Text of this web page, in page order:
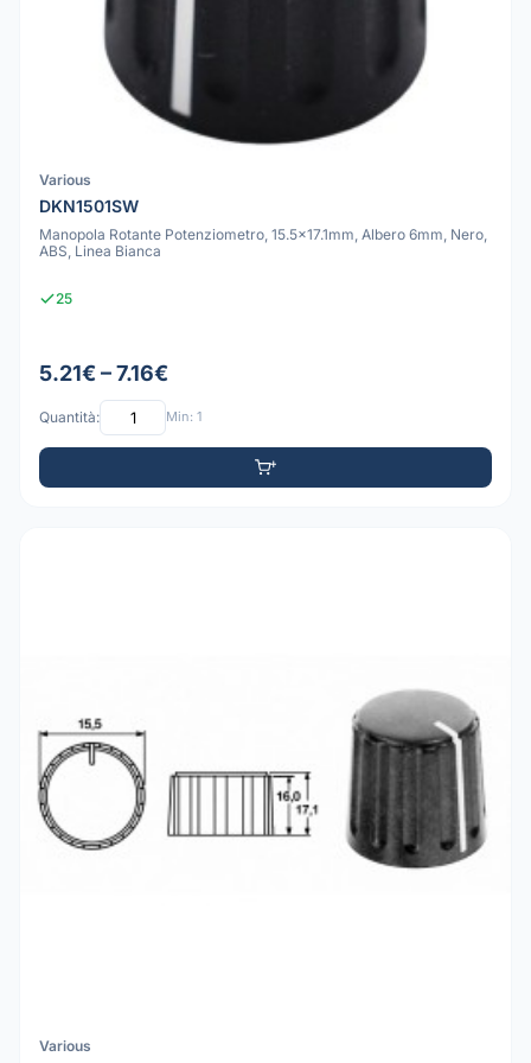
Various
DKN1501SW
Manopola Rotante Potenziometro, 15.5x17.1mm, Albero 6mm, Nero,
ABS, Linea Bianca
25
5.21€ – 7.16€
Quantità: Min: 1
Various